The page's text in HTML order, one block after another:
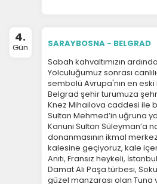
4.
Gün
SARAYBOSNA - BELGRAD
Sabah kahvaltımızın
Yolculuğumuz sonrası
sembolü Avrupa'nın en
Belgrad şehir turumuza
Knez Mihailova caddesi ile
Sultan Mehmed’in uğruna
Kanuni Sultan Süleyman’a
donanmasının ikmal
kalesine geçiyoruz, kale
Anıtı, Fransız heykeli,
Damat Ali Paşa türbesi,
güzel manzarası olan